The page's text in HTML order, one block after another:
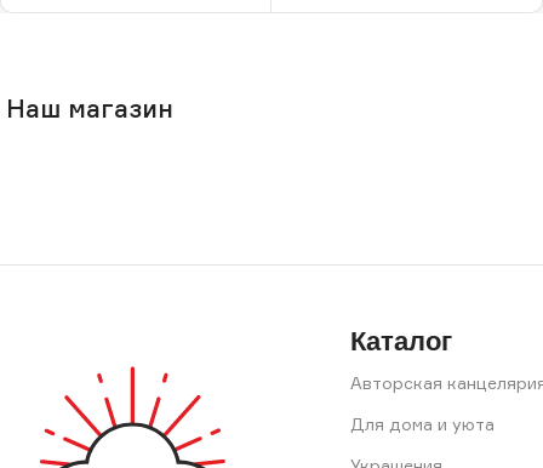
Наш магазин
Каталог
Авторская
Для дома и уюта